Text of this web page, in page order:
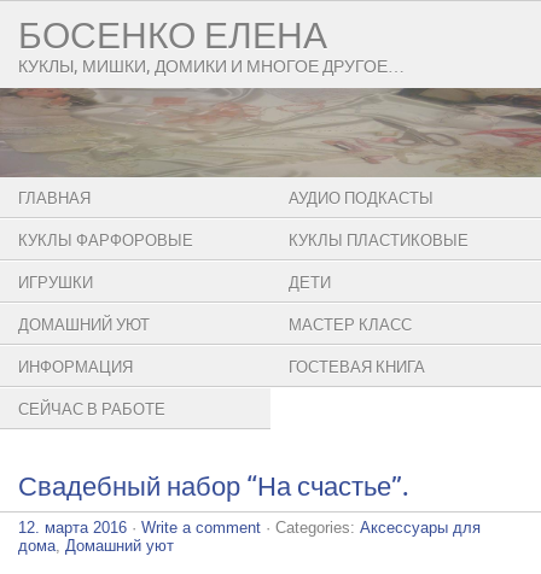
БОСЕНКО ЕЛЕНА
КУКЛЫ, МИШКИ, ДОМИКИ И МНОГОЕ ДРУГОЕ…
ГЛАВНАЯ АУДИО ПОДКАСТЫ
КУКЛЫ ФАРФОРОВЫЕ КУКЛЫ ПЛАСТИКОВЫЕ
ИГРУШКИ ДЕТИ
ДОМАШНИЙ УЮТ МАСТЕР КЛАСС
ИНФОРМАЦИЯ ГОСТЕВАЯ КНИГА
СЕЙЧАС В РАБОТЕ
Свадебный набор “На счастье”.
12. марта 2016 · Write a comment · Categories: Аксессуары для
дома Домашний уют